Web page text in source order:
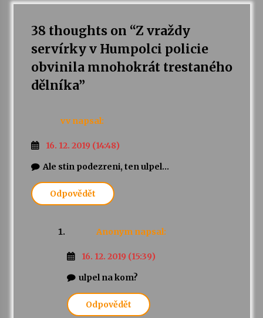
Varhanní recitál Michala Novenka v Klášteře
3. 7. 2026
Petr Adamec – Malovaný svět
30. 6. 2026
38 thoughts on “Z vraždy
servírky v Humpolci policie
obvinila mnohokrát trestaného
dělníka”
vv napsal:
16. 12. 2019 (14:48)
Ale stin podezreni, ten ulpel…
Odpovědět
Anonym napsal:
16. 12. 2019 (15:39)
ulpel na kom?
Odpovědět